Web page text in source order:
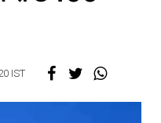
IST